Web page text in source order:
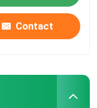
Contact